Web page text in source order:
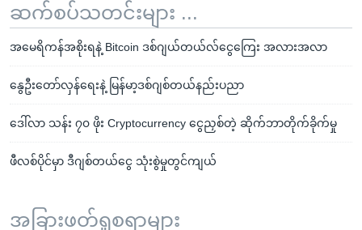
ဆက်စပ်သတင်းများ ...
အမေရိကန်အစိုးရနဲ့ Bitcoin ဒစ်ဂျယ်တယ်လ်ငွေကြေး အလားအလာ
နွေဦးတော်လှန်ရေးနဲ့ မြန်မာ့ဒစ်ဂျစ်တယ်နည်းပညာ
ဒေါ်လာ သန်း ၇၀ ဖိုး Cryptocurrency ငွေညှစ်တဲ့ ဆိုက်ဘာတိုက်ခိုက်မှု
ဖီလစ်ပိုင်မှာ ဒီဂျစ်တယ်ငွေ သုံးစွဲမှုတွင်ကျယ်
အခြားဖတ်ရှုစရာများ